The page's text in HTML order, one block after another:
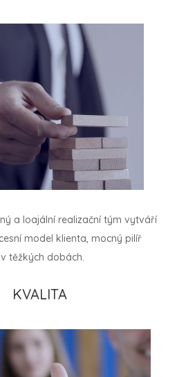
a loajální realizační tým vytváří
model klienta, mocný pilíř
těžkých dobách.
KVALITA